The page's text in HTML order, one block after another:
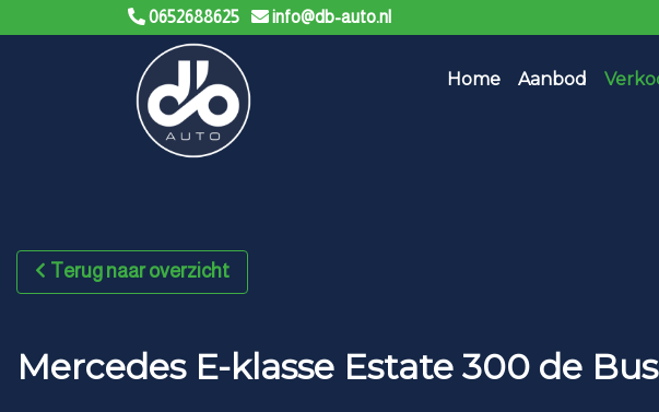
0652688625 info@db-auto.nl
Home Aanbod
Terug naar overzicht
Mercedes E-klasse Estate 300 de